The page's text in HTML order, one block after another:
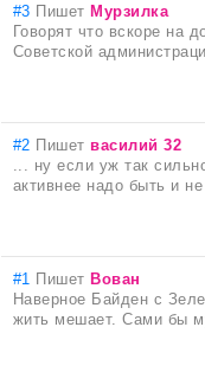
#3 ПишетМурзилка
Говорят что вскоре на
Советской
#2 Пишет василий 32
... ну если уж так
активнее надо быть и
#1 ПишетВован
Наверное Байден с
жить мешает. Сами бы